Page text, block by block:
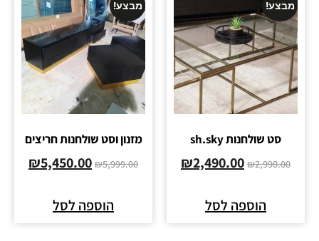
מבצע!
סט שולחנות sh.sky
₪2,990.00
₪2,490.00
הוספה לסל
מבצע!
מזנון וסט שולחנות חריצים
₪5,999.00
₪5,450.00
הוספה לסל